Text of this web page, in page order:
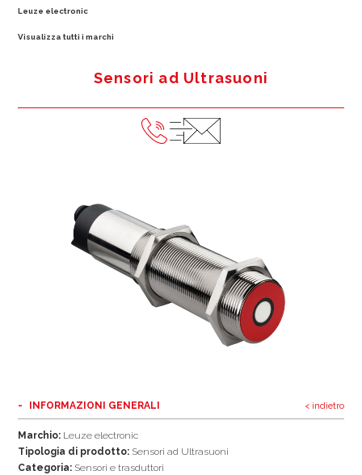
Leuze electronic
Visualizza tutti i marchi
Sensori ad Ultrasuoni
INFORMAZIONI GENERALI < indietro
Marchio: Leuze electronic
Tipologia di prodotto: Sensori ad Ultrasuoni
Categoria: Sensori e trasduttori